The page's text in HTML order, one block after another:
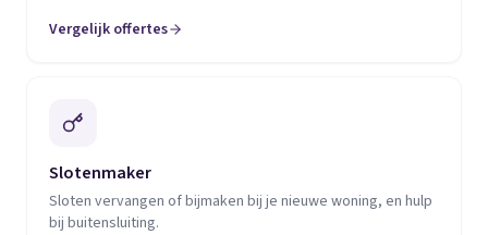
Vergelijk offertes
(opent in een nieuw tabblad)
Slotenmaker
Sloten vervangen of bijmaken bij je nieuwe woning, en hulp
bij buitensluiting.